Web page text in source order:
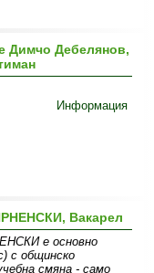
Димчо Дебелянов,
Информация
Вакарел
е основно
с общинско
смяна - само